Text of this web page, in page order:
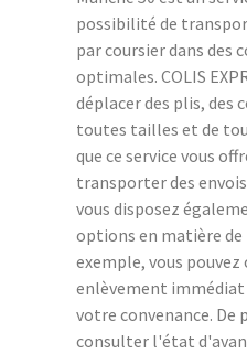
possibilité de
par coursier dans des
optimales. COLIS
déplacer des plis, des
toutes tailles et de
que ce service vous
transporter des
vous disposez
options en matière
exemple, vous
enlèvement
votre convenance. De
consulter l'état